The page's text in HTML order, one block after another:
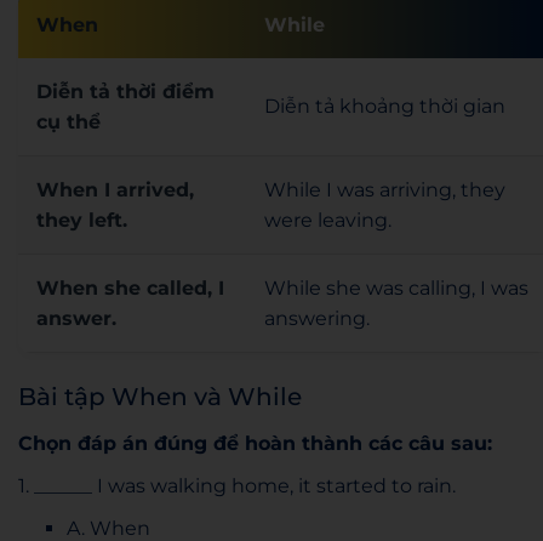
When While
Diễn tả thời điểm
cụ thể
Diễn tả khoảng thời gian
When I arrived,
they left.
While I was arriving, they
were leaving.
When she called, I
answer.
While she was calling, I was
answering.
Bài tập When và While
Chọn đáp án đúng để hoàn thành các câu sau:
1. ______ I was walking home, it started to rain.
A. When